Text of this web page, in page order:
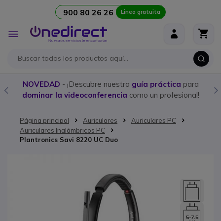
900 80 26 26 Linea gratuita
Toggle
Nav
NOVEDAD - ¡Descubre nuestra guía práctica para
dominar la videoconferencia como un profesional!
Página principal Auriculares
Auriculares PC
Auriculares Inalámbricos PC
Plantronics Savi 8220 UC Duo
5-7.5